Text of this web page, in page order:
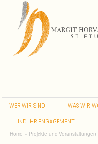
WER WIR SIND WAS WIR
UND IHR ENGAGEMENT
Home » Projekte und Veranstaltungen